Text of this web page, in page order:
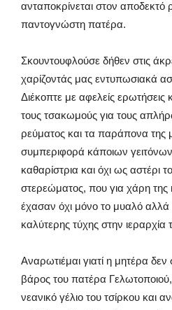
ανταποκρίνεται στον αποδεκτό
παντογνώστη πατέρα.
Σκουντουφλούσε δήθεν στις
χαρίζοντάς μας εντυπωσιακά
Διέκοπτε με αφελείς ερωτήσεις
τους τσακωμούς για τους
ρεύματος και τα παράπονα της
συμπεριφορά κάποιων
καθαρίστρια και όχι ως αστέρι
στερεώματος, που για χάρη της
έχασαν όχι μόνο το μυαλό αλλά
καλύτερης τύχης στην ιεραρχία
Αναρωτιέμαι γιατί η μητέρα
βάρος του πατέρα
νεανικό γέλιο του τσίρκου και